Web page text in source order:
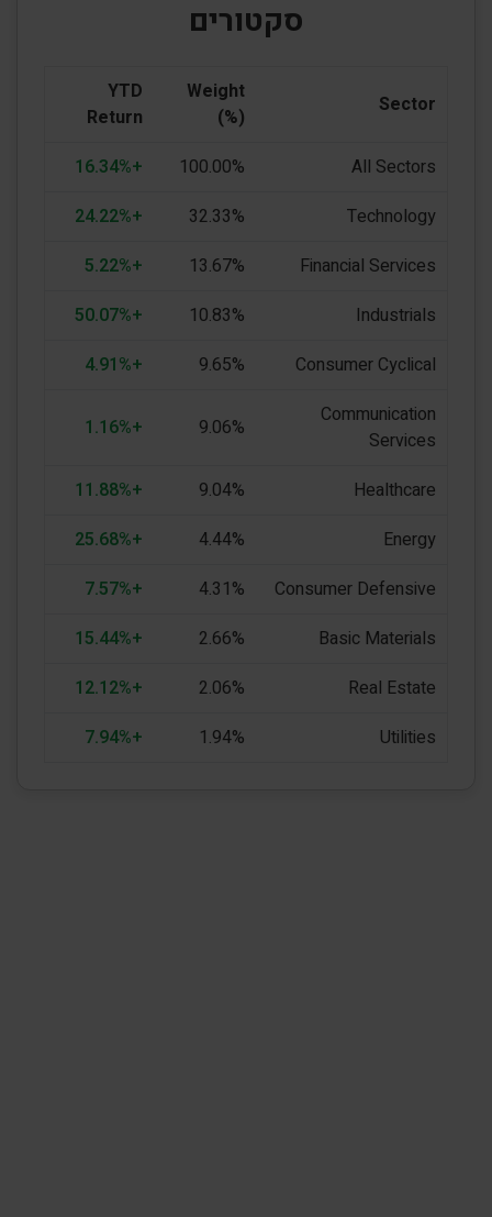
סקטורים
Sector
Weight
(%)
YTD
Return
All Sectors
100.00%
+16.34%
Technology
32.33%
+24.22%
Financial Services
13.67%
+5.22%
Industrials
10.83%
+50.07%
Consumer Cyclical
9.65%
+4.91%
Communication
Services
9.06%
+1.16%
Healthcare
9.04%
+11.88%
Energy
4.44%
+25.68%
Consumer Defensive
4.31%
+7.57%
Basic Materials
2.66%
+15.44%
Real Estate
2.06%
+12.12%
Utilities
1.94%
+7.94%